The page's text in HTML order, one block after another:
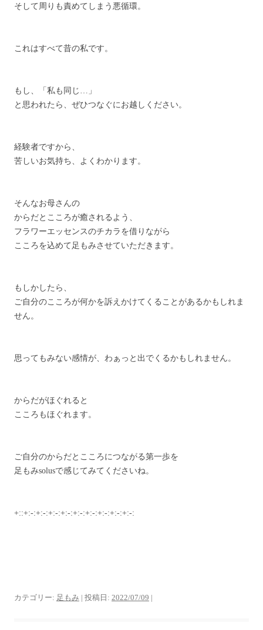
そして周りも責めてしまう悪循環。
これはすべて昔の私です。
もし、「私も同じ…」
と思われたら、ぜひつなぐにお越しください。
経験者ですから、
苦しいお気持ち、よくわかります。
そんなお母さんの
からだとこころが癒されるよう、
フラワーエッセンスのチカラを借りながら
こころを込めて足もみさせていただきます。
もしかしたら、
ご自分のこころが何かを訴えかけてくることがあるかもしれま
せん。
思ってもみない感情が、わぁっと出でくるかもしれません。
からだがほぐれると
こころもほぐれます。
ご自分のからだとこころにつながる第一歩を
足もみsolusで感じてみてくださいね。
+::+:-:+:-:+:-:+:-:+:-:+:-:+:-:+:-:+:-:
カテゴリー: 足もみ | 投稿日: 2022/07/09 |